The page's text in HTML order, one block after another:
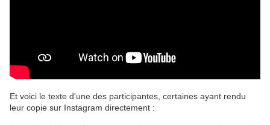
Et voici le texte d'une des participantes, certaines ayant rendu
leur copie sur Instagram directement :